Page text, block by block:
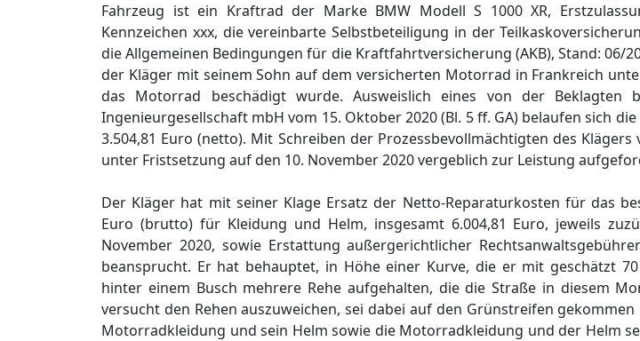
Fahrzeug ist ein Kraftrad der Marke BMW Modell S 1000 XR,
Kennzeichen xxx, die vereinbarte Selbstbeteiligung in der
die Allgemeinen Bedingungen für die Kraftfahrtversicherung (AKB), Stand: 06/
der Kläger mit seinem Sohn auf dem versicherten Motorrad in Frankreich
das Motorrad beschädigt wurde. Ausweislich eines von der Beklagten
Ingenieurgesellschaft mbH vom 15. Oktober 2020 (Bl. 5 ff. GA) belaufen sich
3.504,81 Euro (netto). Mit Schreiben der Prozessbevollmächtigten des
unter Fristsetzung auf den 10. November 2020 vergeblich zur Leistung
Der Kläger hat mit seiner Klage Ersatz der Netto-Reparaturkosten für das
Euro (brutto) für Kleidung und Helm, insgesamt 6.004,81 Euro, jeweils
November 2020, sowie Erstattung außergerichtlicher
beansprucht. Er hat behauptet, in Höhe einer Kurve, die er mit geschätzt
hinter einem Busch mehrere Rehe aufgehalten, die die Straße in diesem
versucht den Rehen auszuweichen, sei dabei auf den Grünstreifen
Motorradkleidung und sein Helm sowie die Motorradkleidung und der Helm